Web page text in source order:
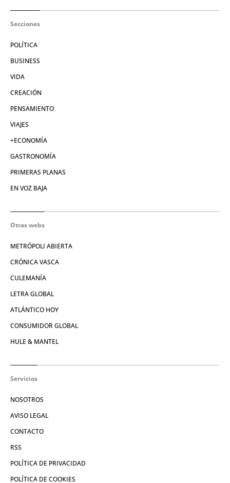
Secciones
POLÍTICA
BUSINESS
VIDA
CREACIÓN
PENSAMIENTO
VIAJES
+ECONOMÍA
GASTRONOMÍA
PRIMERAS PLANAS
EN VOZ BAJA
Otras webs
METRÓPOLI ABIERTA
CRÓNICA VASCA
CULEMANÍA
LETRA GLOBAL
ATLÁNTICO HOY
CONSUMIDOR GLOBAL
HULE & MANTEL
Servicios
NOSOTROS
AVISO LEGAL
CONTACTO
RSS
POLÍTICA DE PRIVACIDAD
POLÍTICA DE COOKIES